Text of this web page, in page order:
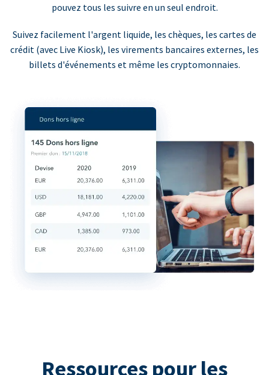
pouvez tous les suivre en un seul endroit.
Suivez facilement l'argent liquide, les chèques, les cartes de
crédit (avec Live Kiosk), les virements bancaires externes, les
billets d'événements et même les cryptomonnaies.
Ressources pour les